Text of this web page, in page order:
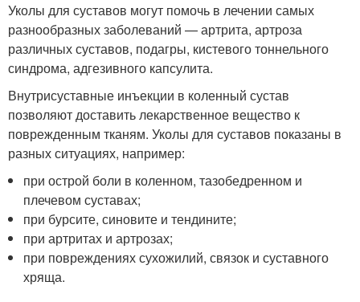
Уколы для суставов могут помочь в лечении самых
разнообразных заболеваний — артрита, артроза
различных суставов, подагры, кистевого тоннельного
синдрома, адгезивного капсулита.
Внутрисуставные инъекции в коленный сустав
позволяют доставить лекарственное вещество к
поврежденным тканям. Уколы для суставов показаны в
разных ситуациях, например:
при острой боли в коленном, тазобедренном и
плечевом суставах;
при бурсите, синовите и тендините;
при артритах и артрозах;
при повреждениях сухожилий, связок и суставного
хряща.